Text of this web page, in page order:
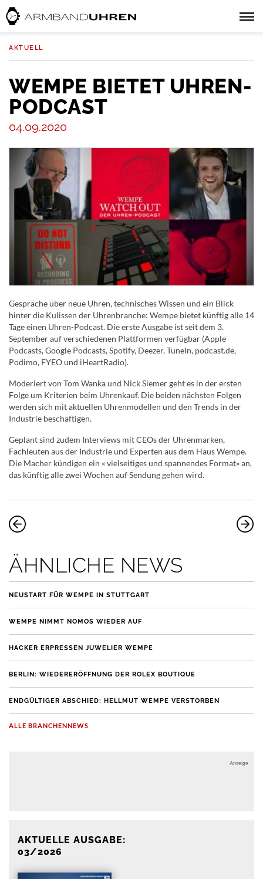
AKTUELL
WEMPE BIETET UHREN-
PODCAST
04.09.2020
Gespräche über neue Uhren, technisches Wissen und ein Blick
hinter die Kulissen der Uhrenbranche: Wempe bietet künftig alle 14
Tage einen Uhren-Podcast. Die erste Ausgabe ist seit dem 3.
September auf verschiedenen Plattformen verfügbar (Apple
Podcasts, Google Podcasts, Spotify, Deezer, TuneIn, podcast.de,
Podimo, FYEO und iHeartRadio).
Moderiert von Tom Wanka und Nick Siemer geht es in der ersten
Folge um Kriterien beim Uhrenkauf. Die beiden nächsten Folgen
werden sich mit aktuellen Uhrenmodellen und den Trends in der
Industrie beschäftigen.
Geplant sind zudem Interviews mit CEOs der Uhrenmarken,
Fachleuten aus der Industrie und Experten aus dem Haus Wempe.
Die Macher kündigen ein « vielseitiges und spannendes Format» an,
das künftig alle zwei Wochen auf Sendung gehen wird.
ÄHNLICHE NEWS
NEUSTART FÜR WEMPE IN STUTTGART
WEMPE NIMMT NOMOS WIEDER AUF
HACKER ERPRESSEN JUWELIER WEMPE
BERLIN: WIEDERERÖFFNUNG DER ROLEX BOUTIQUE
ENDGÜLTIGER ABSCHIED: HELLMUT WEMPE VERSTORBEN
ALLE BRANCHENNEWS
Anzeige
AKTUELLE AUSGABE:
03/2026